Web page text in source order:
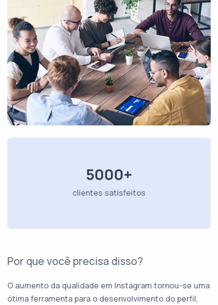
5000+
clientes satisfeitos
Por que você precisa disso?
O aumento da qualidade em Instagram tornou-se uma
ótima ferramenta para o desenvolvimento do perfil,